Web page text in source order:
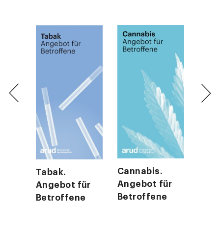
Tabak.
Angebot für
Betroffene
Cannabis.
Angebot für
Betroffene